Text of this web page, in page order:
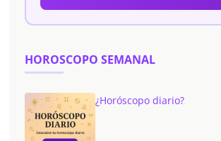
HOROSCOPO SEMANAL
¿Horóscopo diario?